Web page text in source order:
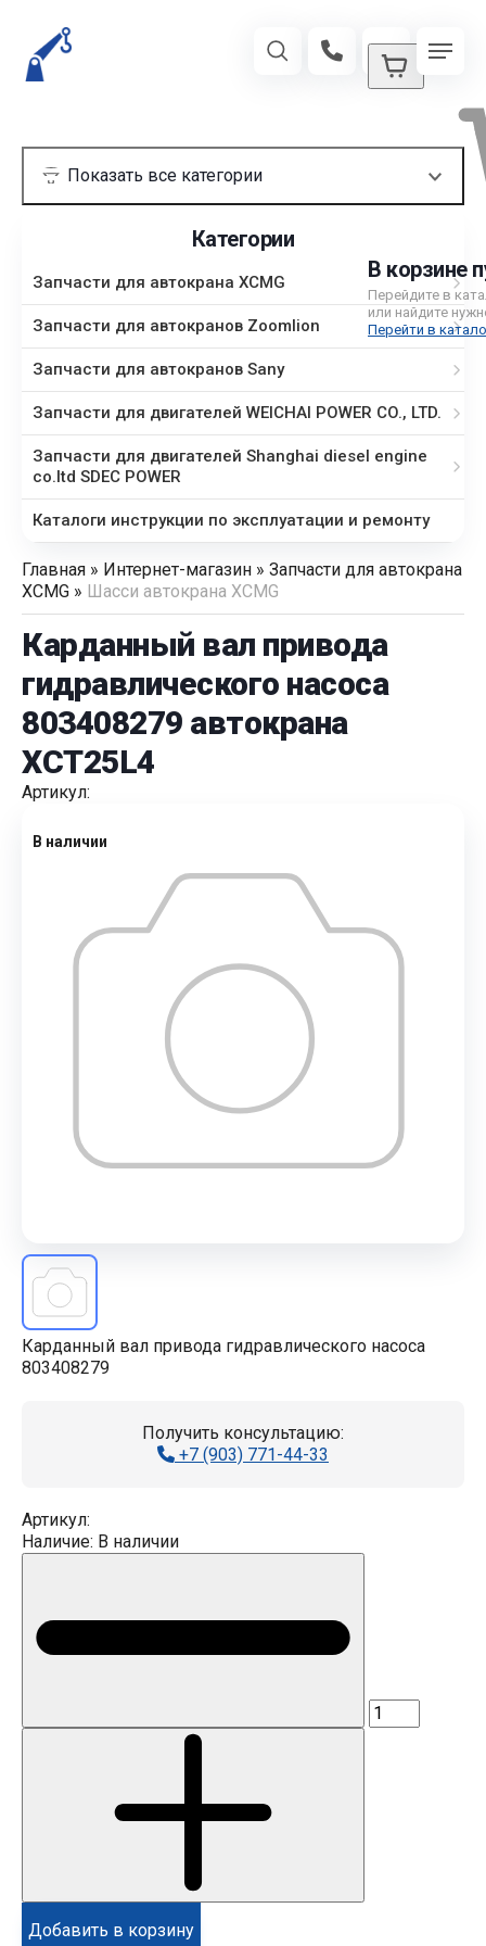
В корзине
Перейдите в
или найдите
Перейти в
Категории
Запчасти для автокрана XCMG
Запчасти для автокранов Zoomlion
Запчасти для автокранов Sany
Запчасти для двигателей WEICHAI POWER CO., LTD.
Запчасти для двигателей Shanghai diesel engine
co.ltd SDEC POWER
Каталоги инструкции по эксплуатации и ремонту
Главная » Интернет-магазин » Запчасти для автокрана
XCMG » Шасси автокрана XCMG
Карданный вал привода
гидравлического насоса
803408279 автокрана
XCT25L4
Артикул:
В наличии
Карданный вал привода гидравлического насоса
803408279
Получить консультацию:
+7 (903) 771-44-33
Артикул:
Наличие: В наличии
Добавить в корзину